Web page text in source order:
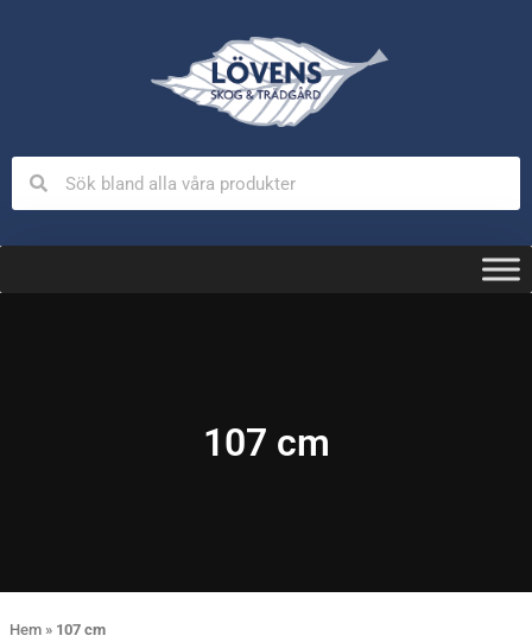
107 cm
Hem » 107 cm